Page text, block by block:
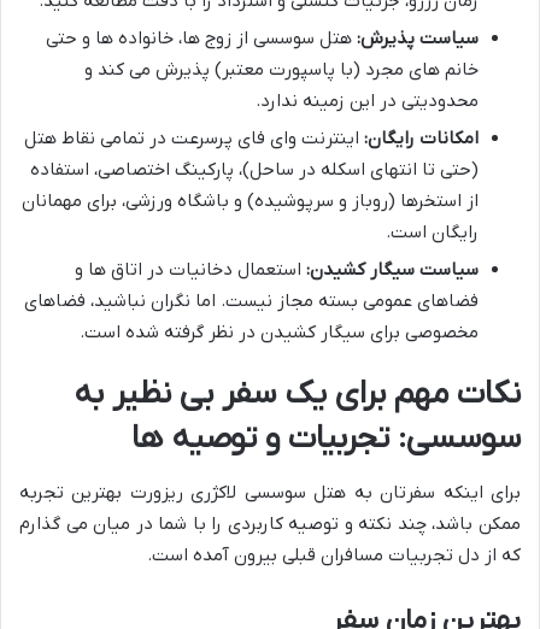
سیاست پذیرش: هتل سوسسی از زوج ها، خانواده ها و حتی
خانم های مجرد (با پاسپورت معتبر) پذیرش می کند و
محدودیتی در این زمینه ندارد.
امکانات رایگان: اینترنت وای فای پرسرعت در تمامی نقاط هتل
(حتی تا انتهای اسکله در ساحل)، پارکینگ اختصاصی، استفاده
از استخرها (روباز و سرپوشیده) و باشگاه ورزشی، برای مهمانان
رایگان است.
سیاست سیگار کشیدن: استعمال دخانیات در اتاق ها و
فضاهای عمومی بسته مجاز نیست. اما نگران نباشید، فضاهای
مخصوصی برای سیگار کشیدن در نظر گرفته شده است.
نکات مهم برای یک سفر بی نظیر به
سوسسی: تجربیات و توصیه ها
برای اینکه سفرتان به هتل سوسسی لاکژری ریزورت بهترین تجربه
ممکن باشد، چند نکته و توصیه کاربردی را با شما در میان می گذارم
که از دل تجربیات مسافران قبلی بیرون آمده است.
بهترین زمان سفر